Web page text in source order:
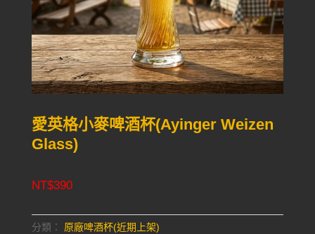
愛英格小麥啤酒杯(Ayinger Weizen
Glass)
NT$390
分類： 原廠啤酒杯(近期上架)